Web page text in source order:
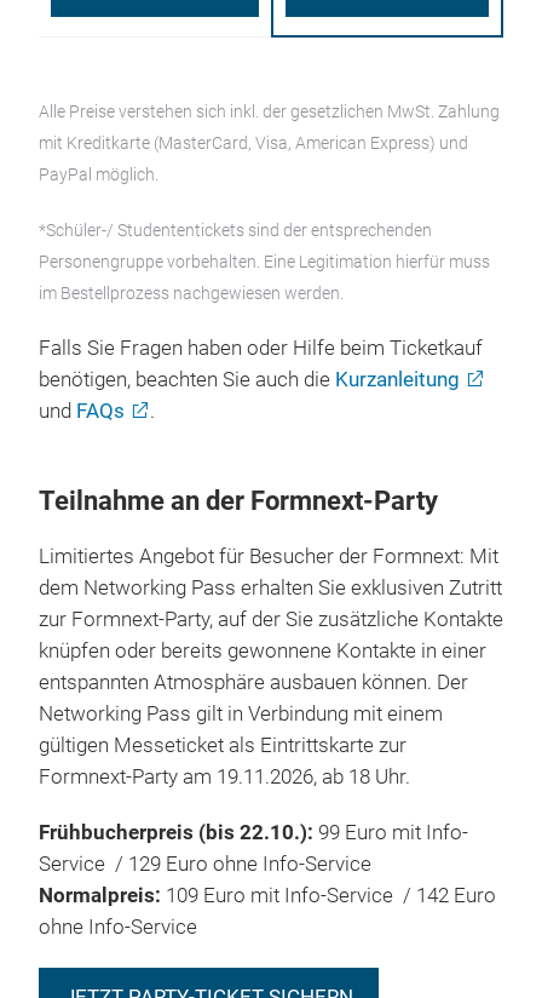
Alle Preise verstehen sich inkl. der gesetzlichen MwSt. Zahlung
mit Kreditkarte (MasterCard, Visa, American Express) und
PayPal möglich.
*Schüler-/ Studententickets sind der entsprechenden
Personengruppe vorbehalten. Eine Legitimation hierfür muss
im Bestellprozess nachgewiesen werden.
Falls Sie Fragen haben oder Hilfe beim Ticketkauf
benötigen, beachten Sie auch die Kurzanleitung
und FAQs .
Teilnahme an der Formnext-Party
Limitiertes Angebot für Besucher der Formnext: Mit
dem Networking Pass erhalten Sie exklusiven Zutritt
zur Formnext-Party, auf der Sie zusätzliche Kontakte
knüpfen oder bereits gewonnene Kontakte in einer
entspannten Atmosphäre ausbauen können. Der
Networking Pass gilt in Verbindung mit einem
gültigen Messeticket als Eintrittskarte zur
Formnext-Party am 19.11.2026, ab 18 Uhr.
Frühbucherpreis (bis 22.10.): 99 Euro mit Info-
Service / 129 Euro ohne Info-Service
Normalpreis: 109 Euro mit Info-Service / 142 Euro
ohne Info-Service